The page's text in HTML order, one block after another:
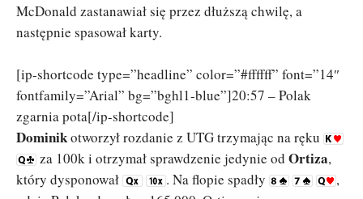
McDonald zastanawiał się przez dłuższą chwilę, a
następnie spasował karty.
[ip-shortcode type=”headline” color=”#ffffff” font=”14″
fontfamily=”Arial” bg=”bghl1-blue”]20:57 – Polak
zgarnia pota[/ip-shortcode]
Dominikotworzył rozdanie z UTG trzymając na ręku
za 100k i otrzymał sprawdzenie jedynie od Ortiza,
który dysponował
. Na flopie spadły
,